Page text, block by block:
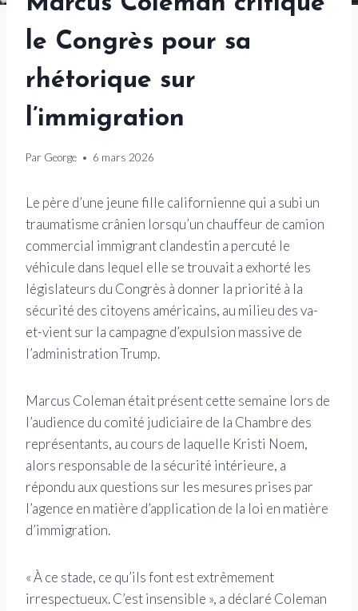
le Congrès pour sa
rhétorique sur
l’immigration
Par George 6 mars 2026
Le père d’une jeune fille californienne qui a subi un
traumatisme crânien lorsqu’un chauffeur de camion
commercial immigrant clandestin a percuté le
véhicule dans lequel elle se trouvait a exhorté les
législateurs du Congrès à donner la priorité à la
sécurité des citoyens américains, au milieu des va-
et-vient sur la campagne d’expulsion massive de
l’administration Trump.
Marcus Coleman était présent cette semaine lors de
l’audience du comité judiciaire de la Chambre des
représentants, au cours de laquelle Kristi Noem,
alors responsable de la sécurité intérieure, a
répondu aux questions sur les mesures prises par
l’agence en matière d’application de la loi en matière
d’immigration.
« À ce stade, ce qu’ils font est extrêmement
irrespectueux. C’est insensible », a déclaré Coleman